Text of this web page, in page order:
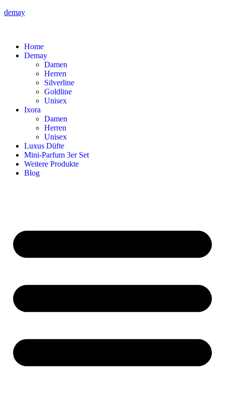
demay
Home
Demay
Damen
Herren
Silverline
Goldline
Unisex
Ixora
Damen
Herren
Unisex
Luxus Düfte
Mini-Parfum 3er Set
Weitere Produkte
Blog